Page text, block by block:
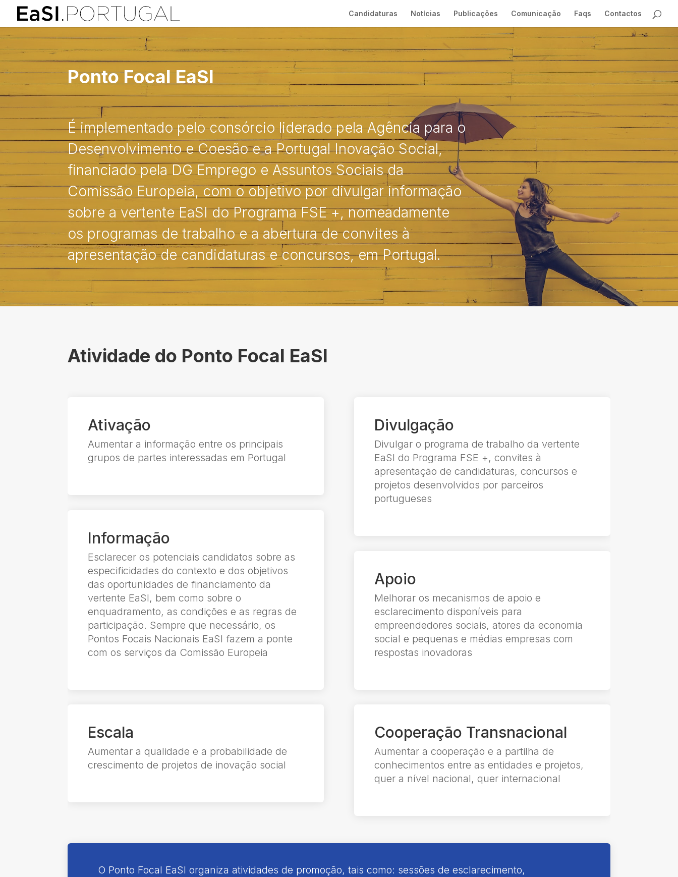
Candidaturas Notícias Publicações Comunicação Faqs Contactos
Ponto Focal EaSI
É implementado pelo consórcio liderado pela Agência para o
Desenvolvimento e Coesão e a Portugal Inovação Social,
financiado pela DG Emprego e Assuntos Sociais da
Comissão Europeia, com o objetivo por divulgar informação
sobre a vertente EaSI do Programa FSE +, nomeadamente
os programas de trabalho e a abertura de convites à
apresentação de candidaturas e concursos, em Portugal.
Atividade do Ponto Focal EaSI
Ativação
Aumentar a informação entre os principais
grupos de partes interessadas em Portugal
Informação
Esclarecer os potenciais candidatos sobre as
especificidades do contexto e dos objetivos
das oportunidades de financiamento da
vertente EaSI, bem como sobre o
enquadramento, as condições e as regras de
participação. Sempre que necessário, os
Pontos Focais Nacionais EaSI fazem a ponte
com os serviços da Comissão Europeia
Escala
Aumentar a qualidade e a probabilidade de
crescimento de projetos de inovação social
Divulgação
Divulgar o programa de trabalho da vertente
EaSI do Programa FSE +, convites à
apresentação de candidaturas, concursos e
projetos desenvolvidos por parceiros
portugueses
Apoio
Melhorar os mecanismos de apoio e
esclarecimento disponíveis para
empreendedores sociais, atores da economia
social e pequenas e médias empresas com
respostas inovadoras
Cooperação Transnacional
Aumentar a cooperação e a partilha de
conhecimentos entre as entidades e projetos,
quer a nível nacional, quer internacional
O Ponto Focal EaSI organiza atividades de promoção, tais como: sessões de esclarecimento,